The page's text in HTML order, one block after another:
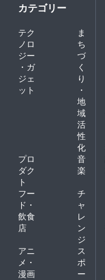
カテゴリー
テク
ノロ
ジー
・ガ
ジェ
ット
ま
ち
づ
く
り
・
地
域
活
性
化
プロ
ダク
ト
音
楽
フー
ド・
飲食
店
チ
ャ
レ
ン
ジ
アニ
メ・
漫画
ス
ポ
ー